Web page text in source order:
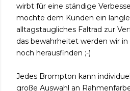
wirbt für eine ständige
möchte dem Kunden ein
alltagstaugliches Faltrad zur
das bewahrheitet werden wir
noch herausfinden ;-)
Jedes Brompton kann
große Auswahl an